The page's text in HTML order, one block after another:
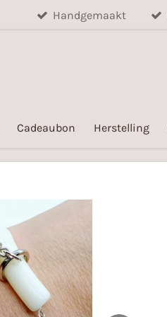
Handgemaakt
Cadeaubon Herstelling